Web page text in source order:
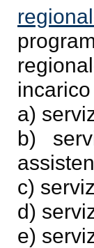
a)
b)
c)
d)
e)